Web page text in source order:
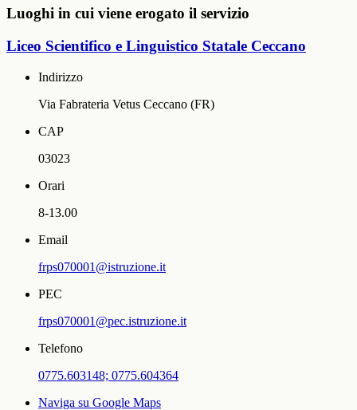
Luoghi in cui viene erogato il servizio
Liceo Scientifico e Linguistico Statale Ceccano
Indirizzo
Via Fabrateria Vetus Ceccano (FR)
CAP
03023
Orari
8-13.00
Email
frps070001@istruzione.it
PEC
frps070001@pec.istruzione.it
Telefono
0775.603148; 0775.604364
Naviga su Google Maps